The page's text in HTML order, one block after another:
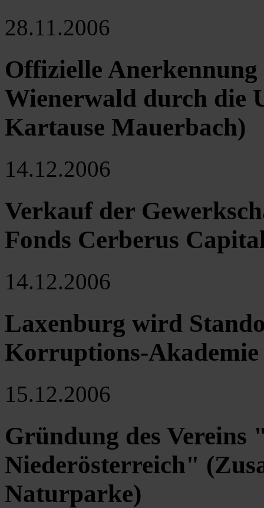
28.11.2006
Offizielle
Wienerwald durch die
Kartause Mauerbach)
14.12.2006
Verkauf der
Fonds Cerberus
14.12.2006
Laxenburg wird
Korruptions-Akademie
15.12.2006
Gründung des
Niederösterreich"
Naturparke)